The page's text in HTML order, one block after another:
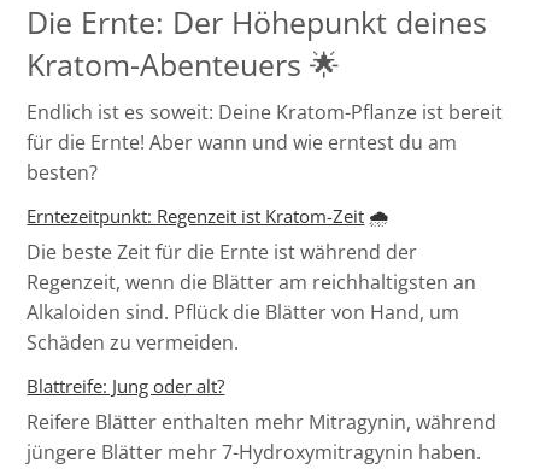
Die Ernte: Der Höhepunkt deines
Kratom-Abenteuers 🌟
Endlich ist es soweit: Deine Kratom-Pflanze ist bereit
für die Ernte! Aber wann und wie erntest du am
besten?
Erntezeitpunkt: Regenzeit ist Kratom-Zeit 🌧️
Die beste Zeit für die Ernte ist während der
Regenzeit, wenn die Blätter am reichhaltigsten an
Alkaloiden sind. Pflück die Blätter von Hand, um
Schäden zu vermeiden.
Blattreife: Jung oder alt?
Reifere Blätter enthalten mehr Mitragynin, während
jüngere Blätter mehr 7-Hydroxymitragynin haben.